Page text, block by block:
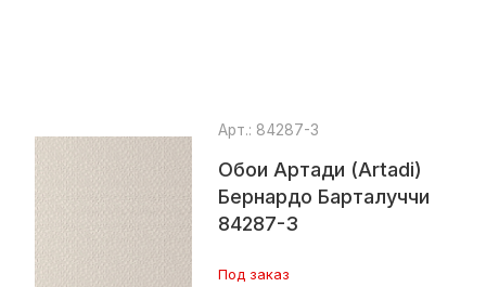
Обои Артади (Artadi)
Бернардо Барталуччи
84287-3
Арт.: 84287-3
Под заказ